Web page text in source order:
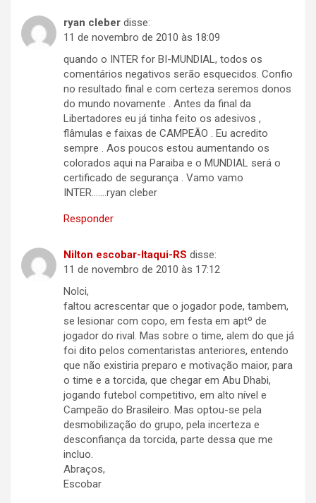
ryan cleber disse:
11 de novembro de 2010 às 18:09
quando o INTER for BI-MUNDIAL, todos os
comentários negativos serão esquecidos. Confio
no resultado final e com certeza seremos donos
do mundo novamente . Antes da final da
Libertadores eu já tinha feito os adesivos ,
flâmulas e faixas de CAMPEÃO . Eu acredito
sempre . Aos poucos estou aumentando os
colorados aqui na Paraiba e o MUNDIAL será o
certificado de segurança . Vamo vamo
INTER…….ryan cleber
Responder
Nilton escobar-Itaqui-RS disse:
11 de novembro de 2010 às 17:12
Nolci,
faltou acrescentar que o jogador pode, tambem,
se lesionar com copo, em festa em aptº de
jogador do rival. Mas sobre o time, alem do que já
foi dito pelos comentaristas anteriores, entendo
que não existiria preparo e motivação maior, para
o time e a torcida, que chegar em Abu Dhabi,
jogando futebol competitivo, em alto nível e
Campeão do Brasileiro. Mas optou-se pela
desmobilização do grupo, pela incerteza e
desconfiança da torcida, parte dessa que me
incluo.
Abraços,
Escobar